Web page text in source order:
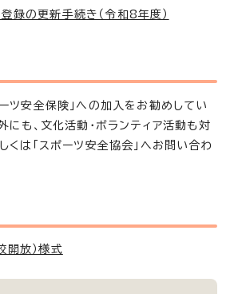
録の更新手続き（令和8年度）
ツ安全保険」への加入をお勧めしてい
にも、文化活動・ボランティア活動も対
くは「スポーツ安全協会」へお問い合わ
開放）様式